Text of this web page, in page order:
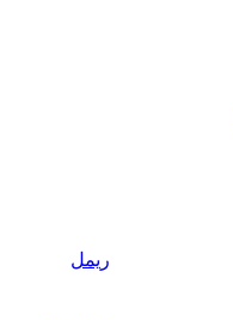
ریمل